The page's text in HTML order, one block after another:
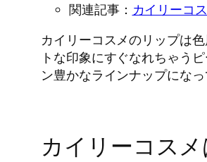
関連記事： カイリーコ
カイリーコスメのリップは
トな印象にすぐなれちゃう
ン豊かなラインナップにな
カイリーコス